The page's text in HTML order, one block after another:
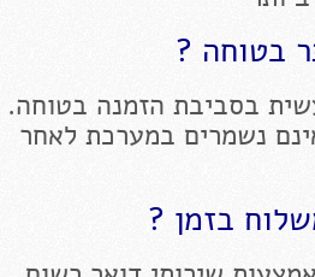
בטוחה ?
בסביבת הזמנה בטוחה.
נשמרים במערכת לאחר
בזמן ?